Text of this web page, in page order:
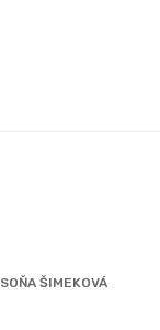
SOŇA ŠIMEKOVÁ